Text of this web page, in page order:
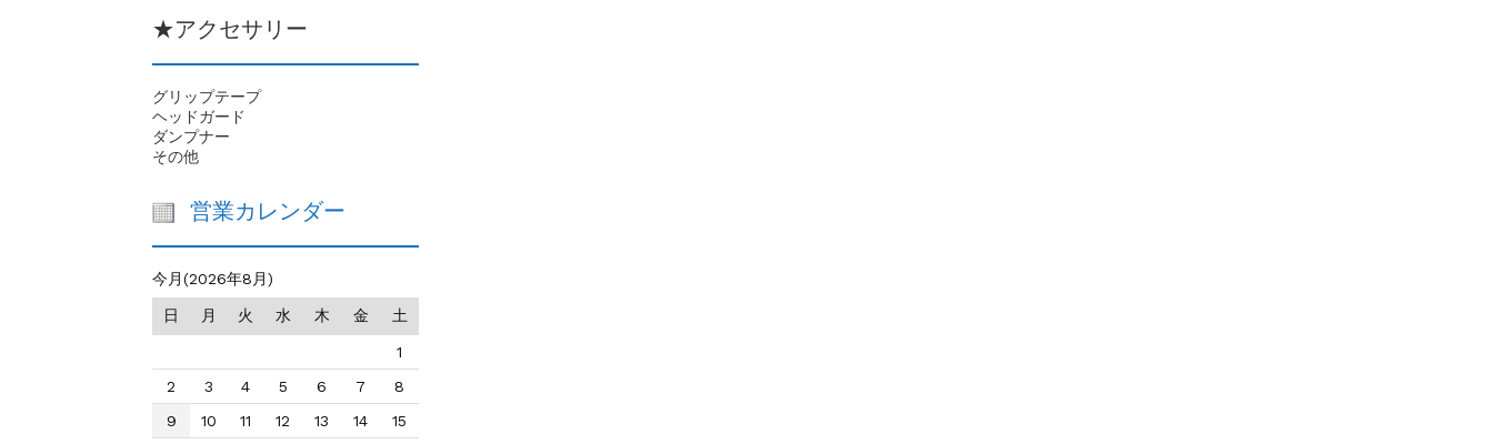
★アクセサリー
グリップテープ
ヘッドガード
ダンプナー
その他
営業カレンダー
今月(2026年8月)
日 月 火 水 木 金 土
1
2
3 4 5 6 7
8
9
10 11 12 13 14
15